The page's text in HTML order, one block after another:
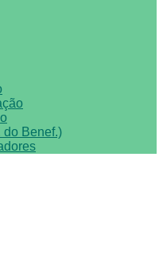
do Benef.)